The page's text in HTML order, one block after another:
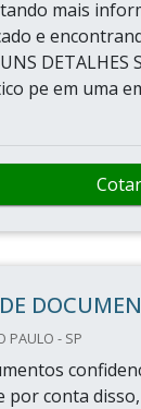
mais
e
DETALHES
pe em uma
PAULO - SP
por conta